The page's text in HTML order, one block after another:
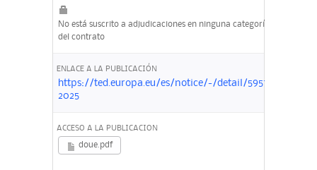
No está suscrito a adjudicaciones en ninguna categoría
del contrato
ENLACE A LA PUBLICACIÓN
https://ted.europa.eu/es/notice/-/detail/595752-
2025
ACCESO A LA PUBLICACION
doue.pdf